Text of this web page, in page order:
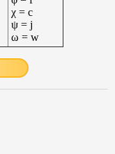
χ = c
ψ = j
ω = w